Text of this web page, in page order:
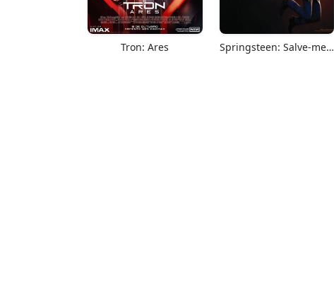
Tron: Ares Springsteen: Salve-me Do Desconhecido